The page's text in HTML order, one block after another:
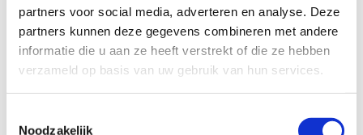
partners voor social media, adverteren en analyse. Deze
partners kunnen deze gegevens combineren met andere
informatie die u aan ze heeft verstrekt of die ze hebben
verzameld op basis van uw gebruik van hun services.
Noodzakelijk